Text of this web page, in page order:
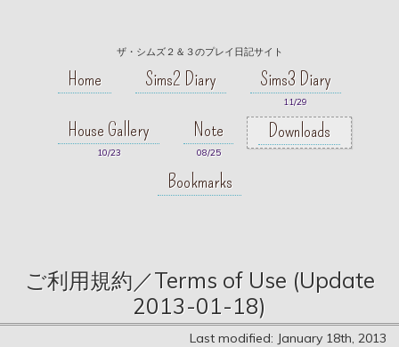
ザ・シムズ２＆３のプレイ日記サイト
Home Sims2 Diary Sims3 Diary
11/29
House Gallery
10/23
Note
08/25
Downloads
Bookmarks
ご利用規約／Terms of Use (Update
2013-01-18)
Last modified: January 18th, 2013